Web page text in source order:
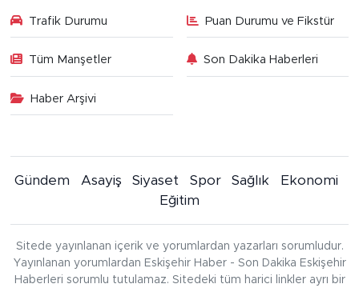
Trafik Durumu Puan Durumu ve Fikstür
Tüm Manşetler Son Dakika Haberleri
Haber Arşivi
Gündem Asayiş Siyaset Spor Sağlık
Ekonomi
Eğitim
Sitede yayınlanan içerik ve yorumlardan yazarları sorumludur.
Yayınlanan yorumlardan Eskişehir Haber - Son Dakika Eskişehir
Haberleri sorumlu tutulamaz. Sitedeki tüm harici linkler ayrı bir